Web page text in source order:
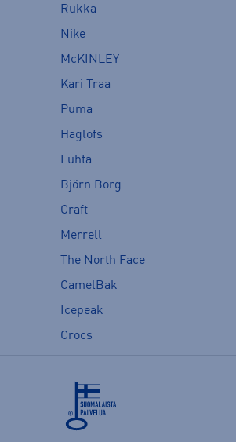
Rukka
Nike
McKINLEY
Kari Traa
Puma
Haglöfs
Luhta
Björn Borg
Craft
Merrell
The North Face
CamelBak
Icepeak
Crocs